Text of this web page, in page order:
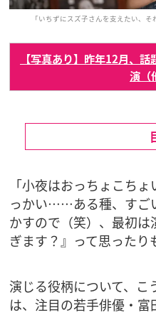
「いちずにスズ子さんを支えたい、そ
【写真あり】昨年12月、
演（
「小夜はおっちょこち
っかい……ある種、すご
かすので（笑）、最初
ぎます？』って思ったり
演じる役柄について、こ
は、注目の若手俳優・富